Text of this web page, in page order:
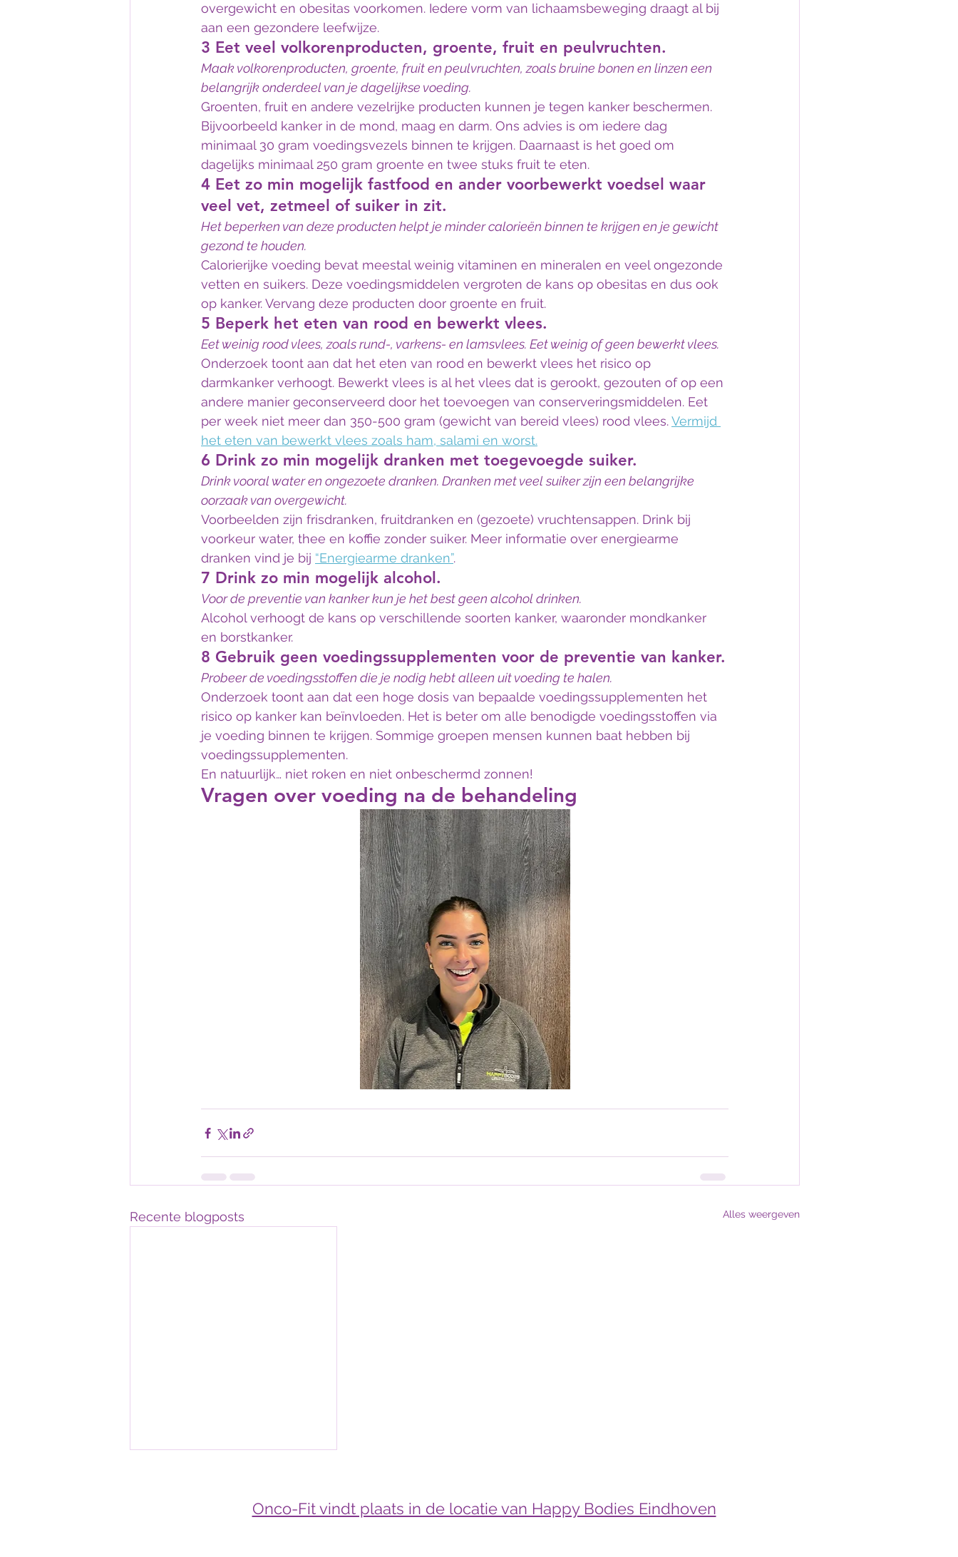
overgewicht en obesitas voorkomen. Iedere vorm van lichaamsbeweging draagt al bij
aan een gezondere leefwijze.
3 Eet veel volkorenproducten, groente, fruit en peulvruchten.
Maak volkorenproducten, groente, fruit en peulvruchten, zoals bruine bonen en linzen een
belangrijk onderdeel van je dagelijkse voeding.
Groenten, fruit en andere vezelrijke producten kunnen je tegen kanker beschermen.
Bijvoorbeeld kanker in de mond, maag en darm. Ons advies is om iedere dag
minimaal 30 gram voedingsvezels binnen te krijgen. Daarnaast is het goed om
dagelijks minimaal 250 gram groente en twee stuks fruit te eten.
4 Eet zo min mogelijk fastfood en ander voorbewerkt voedsel waar
veel vet, zetmeel of suiker in zit.
Het beperken van deze producten helpt je minder calorieën binnen te krijgen en je gewicht
gezond te houden.
Calorierijke voeding bevat meestal weinig vitaminen en mineralen en veel ongezonde
vetten en suikers. Deze voedingsmiddelen vergroten de kans op obesitas en dus ook
op kanker. Vervang deze producten door groente en fruit.
5 Beperk het eten van rood en bewerkt vlees.
Eet weinig rood vlees, zoals rund-, varkens- en lamsvlees. Eet weinig of geen bewerkt vlees.
Onderzoek toont aan dat het eten van rood en bewerkt vlees het risico op
darmkanker verhoogt. Bewerkt vlees is al het vlees dat is gerookt, gezouten of op een
andere manier geconserveerd door het toevoegen van conserveringsmiddelen. Eet
per week niet meer dan 350-500 gram (gewicht van bereid vlees) rood vlees. Vermijd
het eten van bewerkt vlees zoals ham, salami en worst.
6 Drink zo min mogelijk dranken met toegevoegde suiker.
Drink vooral water en ongezoete dranken. Dranken met veel suiker zijn een belangrijke
oorzaak van overgewicht.
Voorbeelden zijn frisdranken, fruitdranken en (gezoete) vruchtensappen. Drink bij
voorkeur water, thee en koffie zonder suiker. Meer informatie over energiearme
dranken vind je bij “Energiearme dranken”.
7 Drink zo min mogelijk alcohol.
Voor de preventie van kanker kun je het best geen alcohol drinken.
Alcohol verhoogt de kans op verschillende soorten kanker, waaronder mondkanker
en borstkanker.
8 Gebruik geen voedingssupplementen voor de preventie van kanker.
Probeer de voedingsstoffen die je nodig hebt alleen uit voeding te halen.
Onderzoek toont aan dat een hoge dosis van bepaalde voedingssupplementen het
risico op kanker kan beïnvloeden. Het is beter om alle benodigde voedingsstoffen via
je voeding binnen te krijgen. Sommige groepen mensen kunnen baat hebben bij
voedingssupplementen.
En natuurlijk… niet roken en niet onbeschermd zonnen!
Vragen over voeding na de behandeling
Recente blogposts Alles weergeven
Onco-Fit vindt plaats in de locatie van Happy Bodies Eindhoven